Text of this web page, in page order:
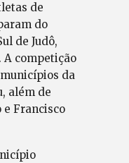
de
do
de Judô,
A competição
da
além de
e Francisco